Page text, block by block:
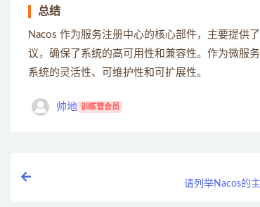
总结
Nacos 作为服务注册中心的核心部件，主要提供
议，确保了系统的高可用性和兼容性。作为微服
系统的灵活性、可维护性和可扩展性。
帅地 训练营会员
请列举Nacos的